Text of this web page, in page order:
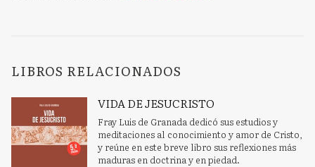
LIBROS RELACIONADOS
VIDA DE JESUCRISTO
Fray Luis de Granada dedicó sus estudios y
meditaciones al conocimiento y amor de Cristo,
y reúne en este breve libro sus reflexiones más
maduras en doctrina y en piedad.